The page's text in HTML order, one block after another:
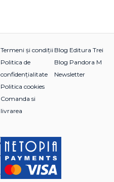
Termeni și condiții
Politica de
confidențialitate
Politica cookies
Comanda si
livrarea
Blog Editura Trei
Blog Pandora M
Newsletter